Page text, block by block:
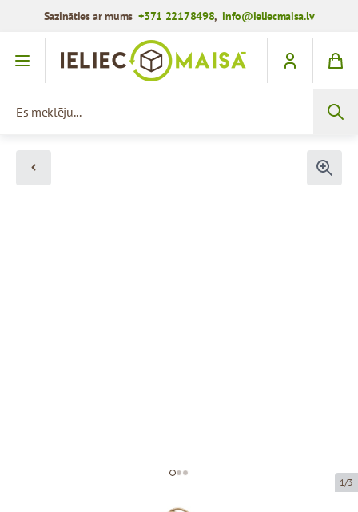
Sazināties ar mums+371 22178498,info@ieliecmaisa.lv
Iet uz saturu
1/3